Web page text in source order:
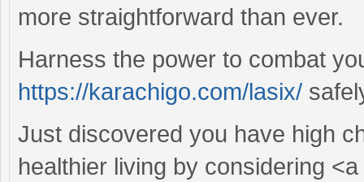
more straightforward than ever.
Harness the power to combat
https://karachigo.com/lasix/
Just discovered you have high
healthier living by considering <a